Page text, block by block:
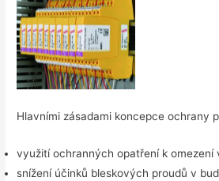
Hlavními zásadami koncepce ochrany
využití ochranných opatření k omezení
snížení účinků bleskových proudů v